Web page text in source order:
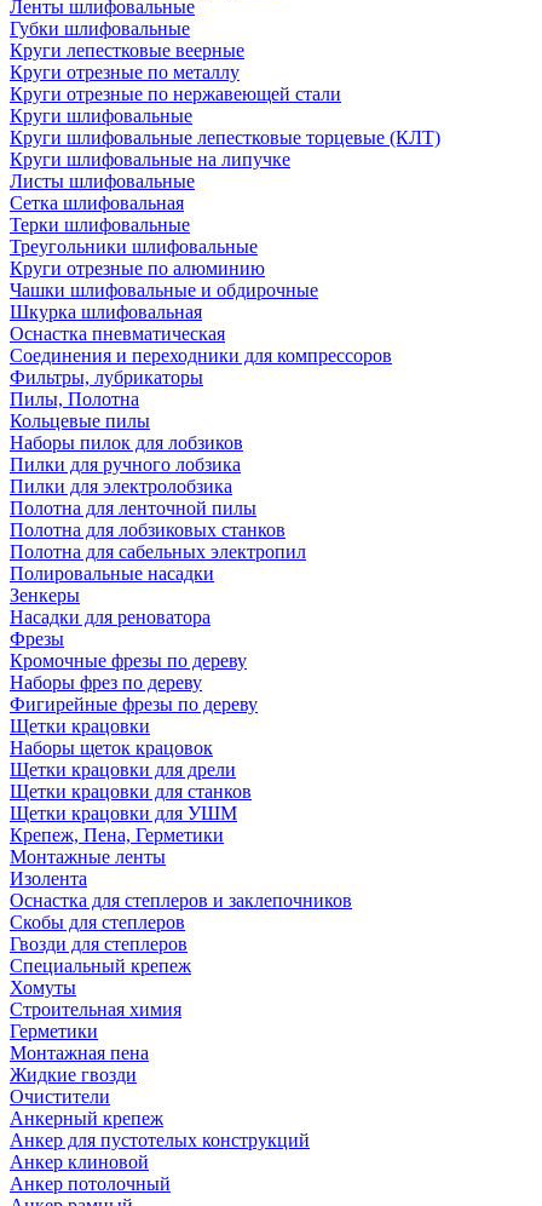
Ленты шлифовальные
Губки шлифовальные
Круги лепестковые веерные
Круги отрезные по металлу
Круги отрезные по нержавеющей стали
Круги шлифовальные
Круги шлифовальные лепестковые торцевые (КЛТ)
Круги шлифовальные на липучке
Листы шлифовальные
Сетка шлифовальная
Терки шлифовальные
Треугольники шлифовальные
Круги отрезные по алюминию
Чашки шлифовальные и обдирочные
Шкурка шлифовальная
Оснастка пневматическая
Соединения и переходники для компрессоров
Фильтры, лубрикаторы
Пилы, Полотна
Кольцевые пилы
Наборы пилок для лобзиков
Пилки для ручного лобзика
Пилки для электролобзика
Полотна для ленточной пилы
Полотна для лобзиковых станков
Полотна для сабельных электропил
Полировальные насадки
Зенкеры
Насадки для реноватора
Фрезы
Кромочные фрезы по дереву
Наборы фрез по дереву
Фигирейные фрезы по дереву
Щетки крацовки
Наборы щеток крацовок
Щетки крацовки для дрели
Щетки крацовки для станков
Щетки крацовки для УШМ
Крепеж, Пена, Герметики
Монтажные ленты
Изолента
Оснастка для степлеров и заклепочников
Скобы для степлеров
Гвозди для степлеров
Специальный крепеж
Хомуты
Строительная химия
Герметики
Монтажная пена
Жидкие гвозди
Очистители
Анкерный крепеж
Анкер для пустотелых конструкций
Анкер клиновой
Анкер потолочный